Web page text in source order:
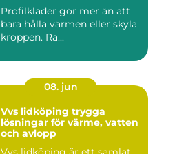
Profilkläder gör mer än att
bara hålla värmen eller skyla
kroppen. Rä...
08. jun
Vvs lidköping trygga
lösningar för värme, vatten
och avlopp